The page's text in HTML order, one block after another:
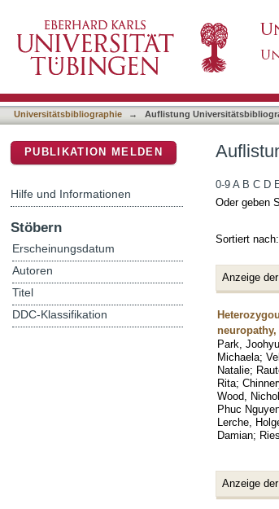
Universitätsbibliographie → Auflistung
0-9 A B C D
Oder geben
Sortiert nach:
Anzeige
Park,
Michaela;
Natalie;
Rita;
Wood,
Phuc
Lerche,
Damian;
Anzeige
PUBLIKATION MELDEN
Hilfe und Informationen
Stöbern
Erscheinungsdatum
Autoren
Titel
DDC-Klassifikation